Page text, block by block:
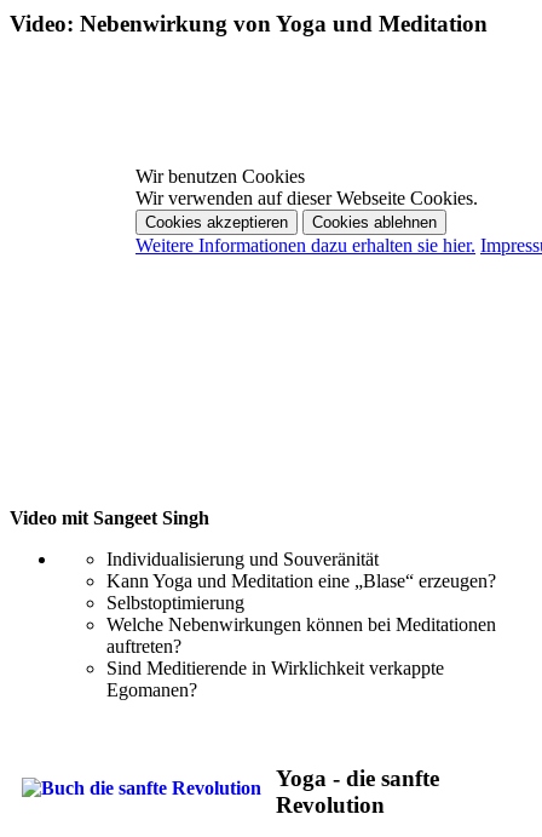
Video: Nebenwirkung von Yoga und Meditation
Video mit Sangeet Singh
Individualisierung und Souveränität
Kann Yoga und Meditation eine „Blase“ erzeugen?
Selbstoptimierung
Welche Nebenwirkungen können bei Meditationen
auftreten?
Sind Meditierende in Wirklichkeit verkappte
Egomanen?
Yoga - die sanfte
Revolution
Wir benutzen Cookies
Wir verwenden auf dieser Webseite Cookies.
Cookies akzeptieren Cookies ablehnen
Weitere Informationen dazu erhalten sie hier.